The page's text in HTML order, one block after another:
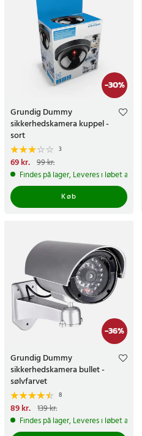
-30%
Grundig Dummy
sikkerhedskamera kuppel -
sort
3
Nuværende pris
pris:99 kr.
69 kr. 99 kr.
Findes på lager, Leveres i løbet af 1-
Køb
-36%
Grundig Dummy
sikkerhedskamera bullet -
sølvfarvet
8
Nuværende pris
pris:139 kr.
89 kr. 139 kr.
Findes på lager, Leveres i løbet af 1-2